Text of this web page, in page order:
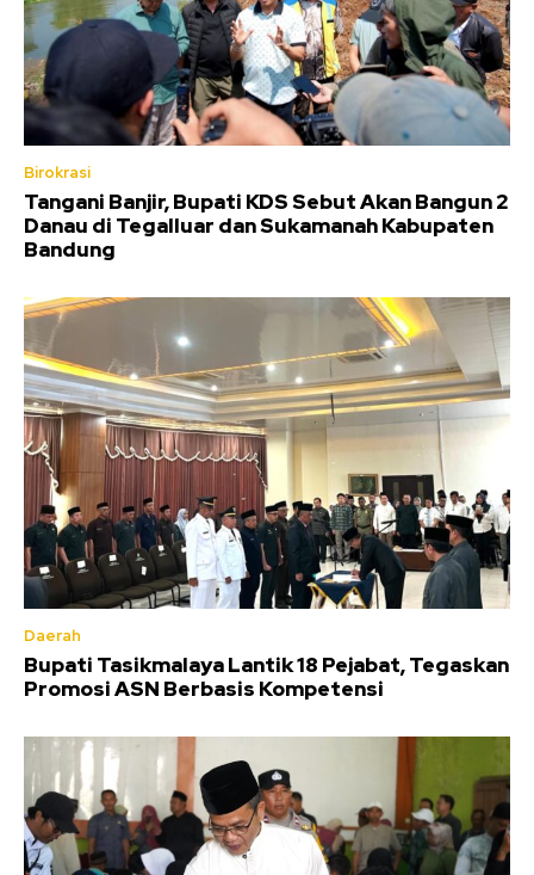
Birokrasi
Tangani Banjir, Bupati KDS Sebut Akan Bangun 2
Danau di Tegalluar dan Sukamanah Kabupaten
Bandung
Daerah
Bupati Tasikmalaya Lantik 18 Pejabat, Tegaskan
Promosi ASN Berbasis Kompetensi